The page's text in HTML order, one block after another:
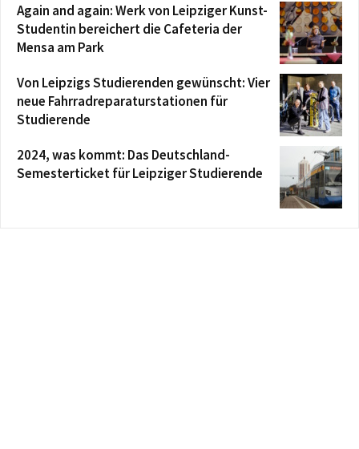
Again and again: Werk von Leipziger Kunst-
Studentin bereichert die Cafeteria der
Mensa am Park
Von Leipzigs Studierenden gewünscht: Vier
neue Fahrradreparaturstationen für
Studierende
2024, was kommt: Das Deutschland-
Semesterticket für Leipziger Studierende